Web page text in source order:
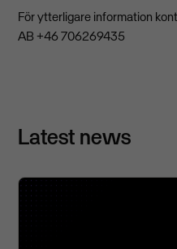
För ytterligare information
AB +46 706269435
Latest news